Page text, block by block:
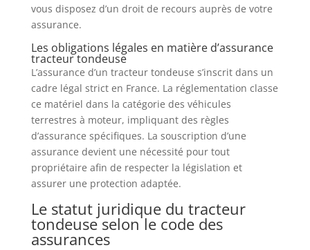
vous disposez d’un droit de recours auprès de votre
assurance.
Les obligations légales en matière d’assurance
tracteur tondeuse
L’assurance d’un tracteur tondeuse s’inscrit dans un
cadre légal strict en France. La réglementation classe
ce matériel dans la catégorie des véhicules
terrestres à moteur, impliquant des règles
d’assurance spécifiques. La souscription d’une
assurance devient une nécessité pour tout
propriétaire afin de respecter la législation et
assurer une protection adaptée.
Le statut juridique du tracteur
tondeuse selon le code des
assurances